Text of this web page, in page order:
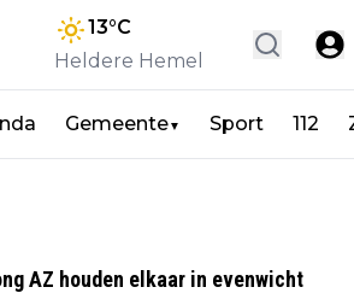
13°C
Heldere Hemel
Gemeente▼ Sport 112
AZ houden elkaar in evenwicht